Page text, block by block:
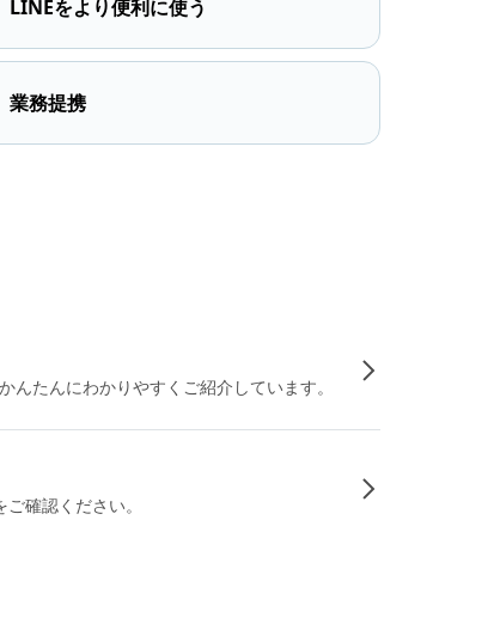
LINEをより便利に使う
業務提携
たんにわかりやすくご紹介しています。
確認ください。